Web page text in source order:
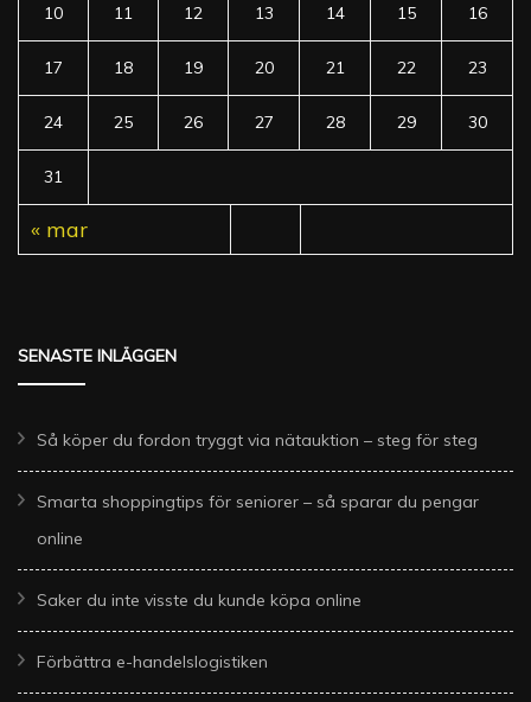
10 11 12 13 14 15 16
17 18 19 20 21 22 23
24 25 26 27 28 29 30
31
« mar
SENASTE INLÄGGEN
Så köper du fordon tryggt via nätauktion – steg för steg
Smarta shoppingtips för seniorer – så sparar du pengar
online
Saker du inte visste du kunde köpa online
Förbättra e-handelslogistiken